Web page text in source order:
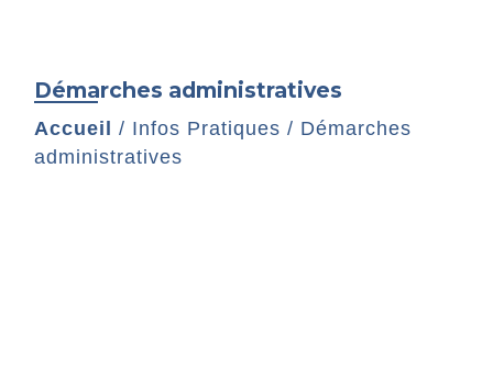
Démarches administratives
Accueil / Infos Pratiques / Démarches
administratives